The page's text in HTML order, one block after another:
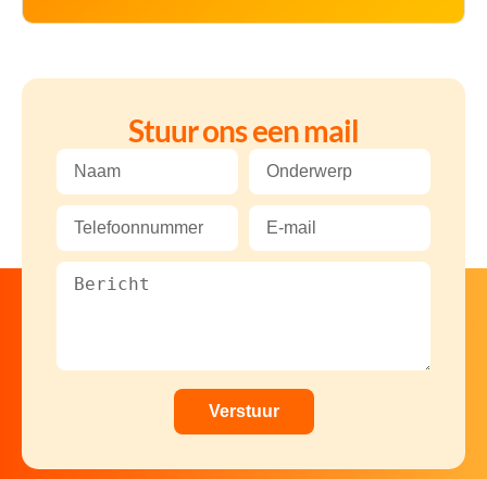
Stuur ons een mail